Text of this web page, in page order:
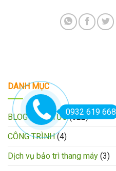
DANH MỤC
BLOG – TIN TỨC(622)
CÔNG TRÌNH(4)
Dịch vụ bảo trì thang máy (3)
0932 619 668